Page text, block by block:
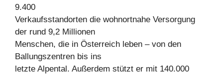
9.400
Verkaufsstandorten die wohnortnahe Versorgung
der rund 9,2 Millionen
Menschen, die in Österreich leben – von den
Ballungszentren bis ins
letzte Alpental. Außerdem stützt er mit 140.000